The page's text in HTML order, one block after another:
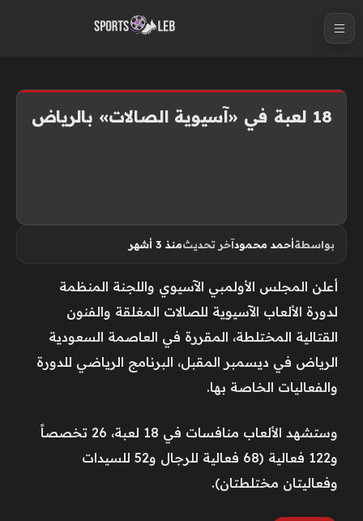
18 لعبة في «آسيوية الصالات» بالرياض
بواسطةأحمد محمودآخر تحديثمنذ 3 أشهر
أعلن المجلس الأولمبي الآسيوي واللجنة المنظمة
لدورة الألعاب الآسيوية للصالات المغلقة والفنون
القتالية المختلطة، المقررة في العاصمة السعودية
الرياض في ديسمبر المقبل، البرنامج الرياضي للدورة
والفعاليات الخاصة بها.
وستشهد الألعاب منافسات في 18 لعبة، 26 تخصصاً
و122 فعالية (68 فعالية للرجال و52 للسيدات
وفعاليتان مختلطتان).